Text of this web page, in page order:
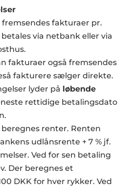
fakturaer pr.
via netbank eller via
fakturaer også fremsendes
fakturere sælger direkte.
lyder på løbende
rettidige betalingsdato
renter. Renten
udlånsrente + 7 % jf.
Ved for sen betaling
Der beregnes et
DKK for hver rykker. Ved